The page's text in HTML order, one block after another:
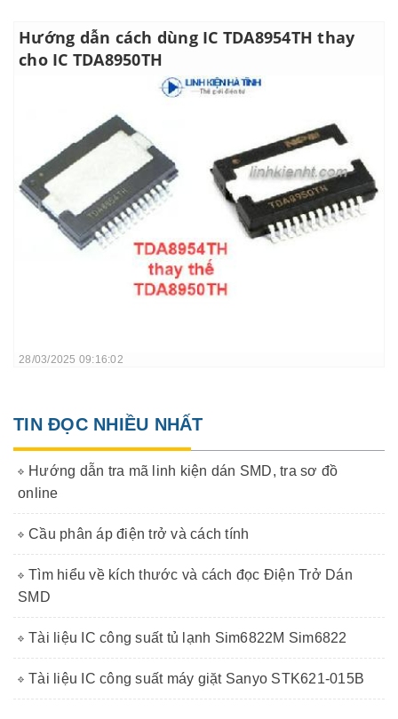
Hướng dẫn cách dùng IC TDA8954TH thay
cho IC TDA8950TH
28/03/2025 09:16:02
TIN ĐỌC NHIỀU NHẤT
Hướng dẫn tra mã linh kiện dán SMD, tra sơ đồ
online
Cầu phân áp điện trở và cách tính
Tìm hiểu về kích thước và cách đọc Điện Trở Dán
SMD
Tài liệu IC công suất tủ lạnh Sim6822M Sim6822
Tài liệu IC công suất máy giặt Sanyo STK621-015B